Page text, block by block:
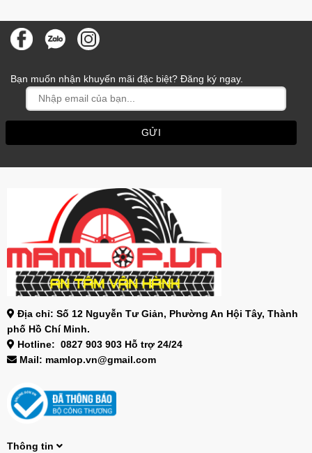
Bạn muốn nhận khuyến mãi đặc biệt? Đăng ký ngay.
Địa chỉ: Số 12 Nguyễn Tư Giản, Phường An Hội Tây, Thành
phố Hồ Chí Minh.
Hotline: 0827 903 903 Hỗ trợ 24/24
Mail: mamlop.vn@gmail.com
Thông tin